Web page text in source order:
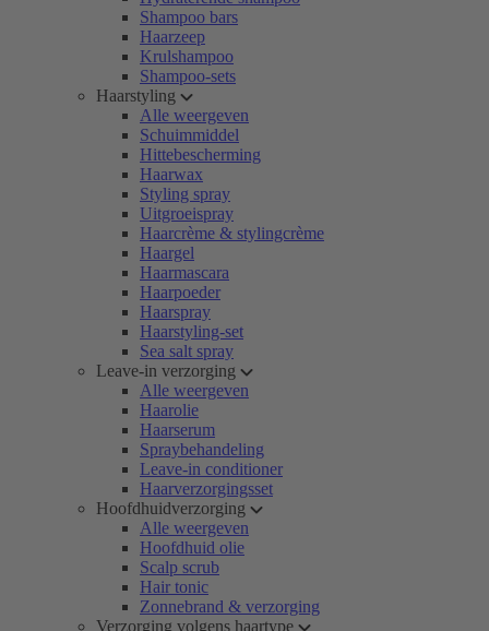
Shampoo bars
Haarzeep
Krulshampoo
Shampoo-sets
Haarstyling
Alle weergeven
Schuimmiddel
Hittebescherming
Haarwax
Styling spray
Uitgroeispray
Haarcrème & stylingcrème
Haargel
Haarmascara
Haarpoeder
Haarspray
Haarstyling-set
Sea salt spray
Leave-in verzorging
Alle weergeven
Haarolie
Haarserum
Spraybehandeling
Leave-in conditioner
Haarverzorgingsset
Hoofdhuidverzorging
Alle weergeven
Hoofdhuid olie
Scalp scrub
Hair tonic
Zonnebrand & verzorging
Verzorging volgens haartype